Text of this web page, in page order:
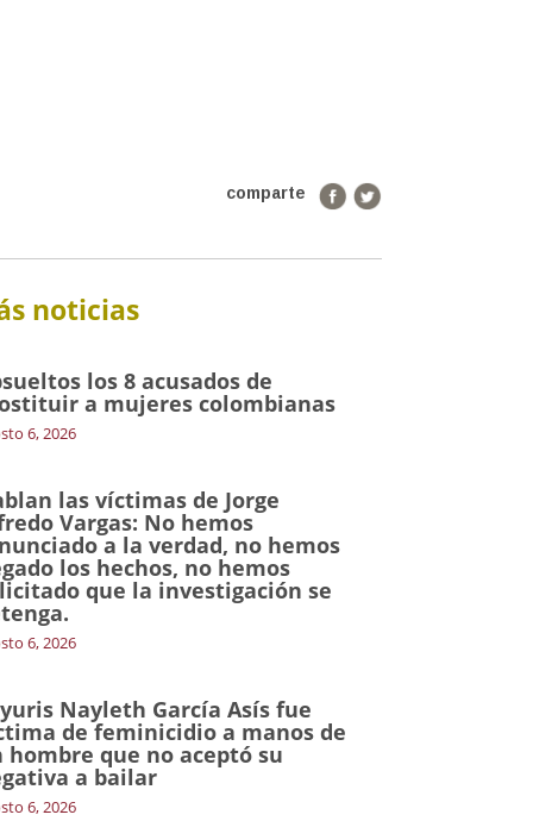
comparte
noticias
los 8 acusados de
a mujeres colombianas
6, 2026
las víctimas de Jorge
Vargas: No hemos
a la verdad, no hemos
los hechos, no hemos
que la investigación se
6, 2026
Nayleth García Asís fue
de feminicidio a manos de
hombre que no aceptó su
a bailar
6, 2026